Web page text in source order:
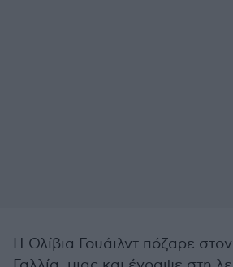
Η Ολίβια Γουάιλντ πόζαρε